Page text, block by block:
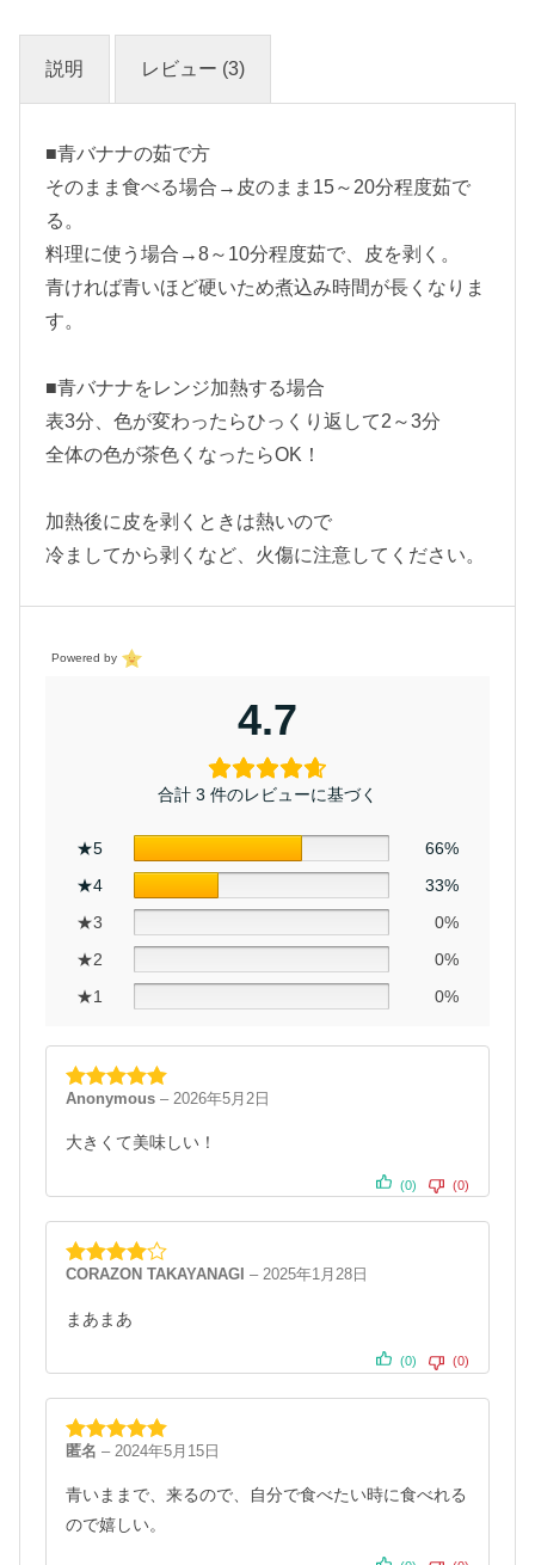
説明 レビュー (3)
■青バナナの茹で方
そのまま食べる場合→皮のまま15～20分程度茹で
る。
料理に使う場合→8～10分程度茹で、皮を剥く。
青ければ青いほど硬いため煮込み時間が長くなりま
す。
■青バナナをレンジ加熱する場合
表3分、色が変わったらひっくり返して2～3分
全体の色が茶色くなったらOK！
加熱後に皮を剥くときは熱いので
冷ましてから剥くなど、火傷に注意してください。
Powered by
4.7
合計 3 件のレビューに基づく
★5
66%
★4
33%
★3
0%
★2
0%
★1
0%
5段階中5の
Anonymous – 2026年5月2日
大きくて美味しい！
(0) (0)
5段階中4
CORAZON TAKAYANAGI – 2025年1月28日
まあまあ
(0) (0)
5段階中5の
匿名 – 2024年5月15日
青いままで、来るので、自分で食べたい時に食べれる
ので嬉しい。